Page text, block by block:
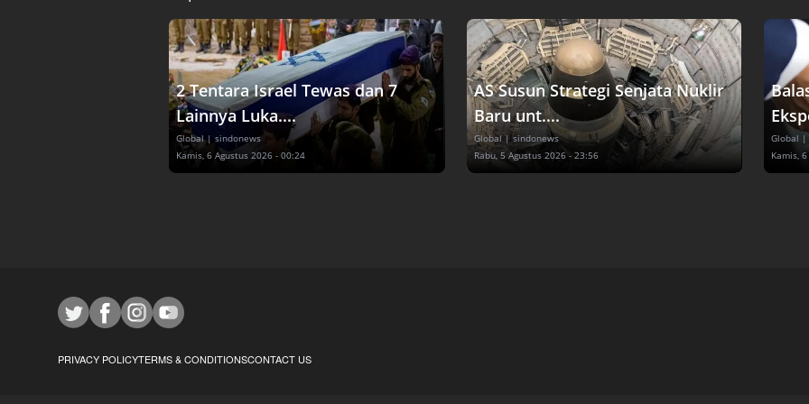
2 Tentara Israel Tewas dan 7
Lainnya Luka....
Global | sindonews
Kamis, 6 Agustus 2026 - 00:24
AS Susun Strategi Senjata Nuklir
Baru unt....
Global | sindonews
Rabu, 5 Agustus 2026 - 23:56
Global |
Kamis,
PRIVACY POLICYTERMS & CONDITIONSCONTACT US